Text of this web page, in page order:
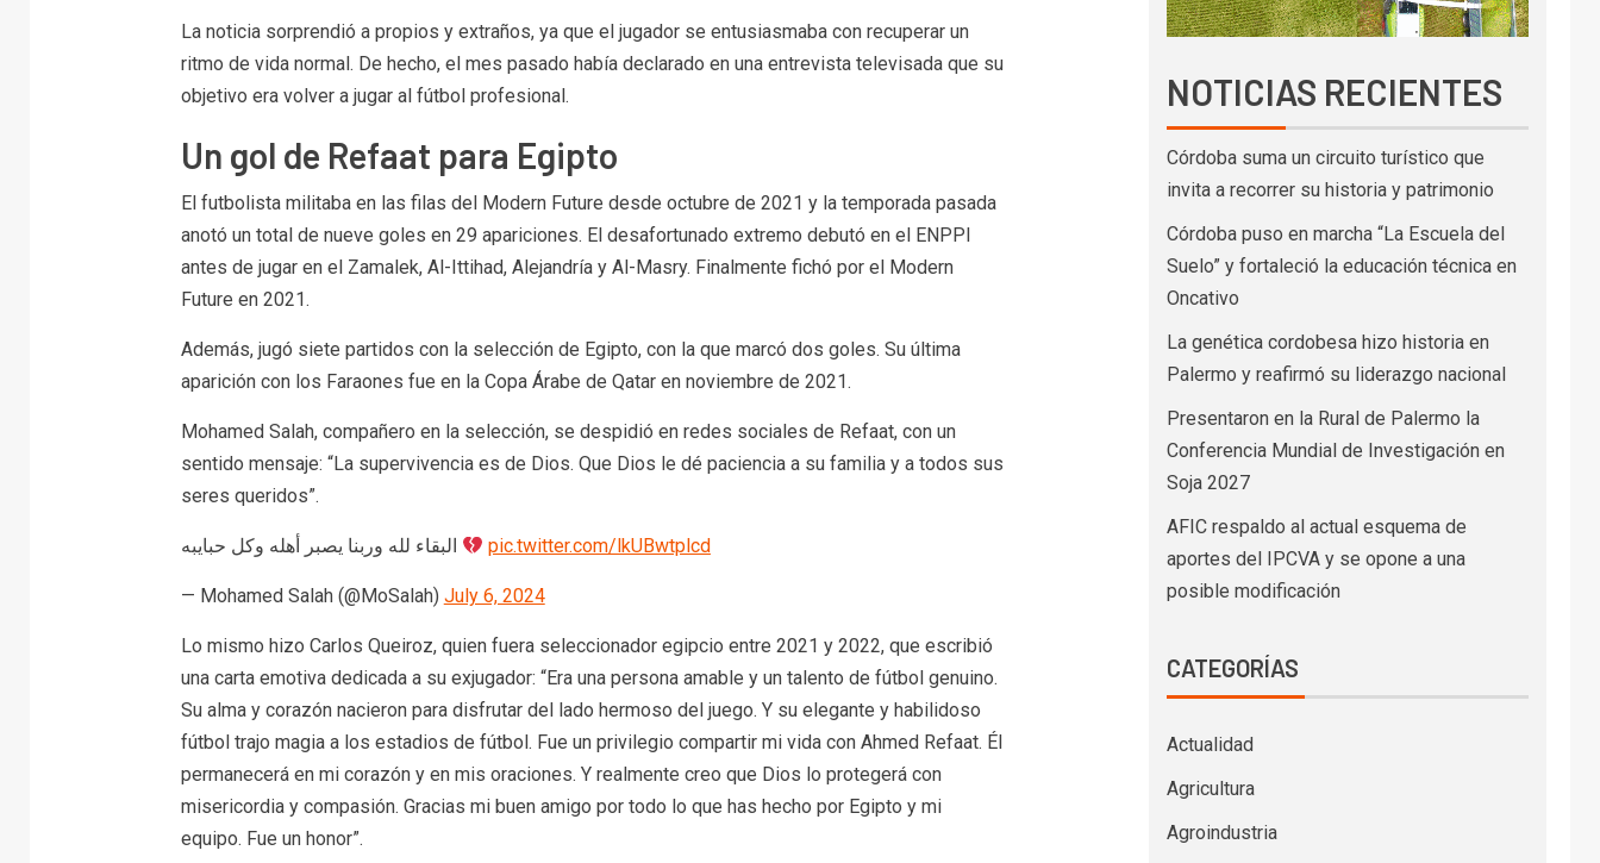
La noticia sorprendió a propios y extraños, ya que el jugador se entusiasmaba con recuperar un
ritmo de vida normal. De hecho, el mes pasado había declarado en una entrevista televisada que su
objetivo era volver a jugar al fútbol profesional.
Un gol de Refaat para Egipto
El futbolista militaba en las filas del Modern Future desde octubre de 2021 y la temporada pasada
anotó un total de nueve goles en 29 apariciones. El desafortunado extremo debutó en el ENPPI
antes de jugar en el Zamalek, Al-Ittihad, Alejandría y Al-Masry. Finalmente fichó por el Modern
Future en 2021.
Además, jugó siete partidos con la selección de Egipto, con la que marcó dos goles. Su última
aparición con los Faraones fue en la Copa Árabe de Qatar en noviembre de 2021.
Mohamed Salah, compañero en la selección, se despidió en redes sociales de Refaat, con un
sentido mensaje: “La supervivencia es de Dios. Que Dios le dé paciencia a su familia y a todos sus
seres queridos”.
pic.twitter.com/lkUBwtplcd
— Mohamed Salah (@MoSalah) July 6, 2024
Lo mismo hizo Carlos Queiroz, quien fuera seleccionador egipcio entre 2021 y 2022, que escribió
una carta emotiva dedicada a su exjugador: “Era una persona amable y un talento de fútbol genuino.
Su alma y corazón nacieron para disfrutar del lado hermoso del juego. Y su elegante y habilidoso
fútbol trajo magia a los estadios de fútbol. Fue un privilegio compartir mi vida con Ahmed Refaat. Él
permanecerá en mi corazón y en mis oraciones. Y realmente creo que Dios lo protegerá con
misericordia y compasión. Gracias mi buen amigo por todo lo que has hecho por Egipto y mi
equipo. Fue un honor”.
NOTICIAS RECIENTES
Córdoba suma un circuito turístico que
invita a recorrer su historia y patrimonio
Córdoba puso en marcha “La Escuela del
Suelo” y fortaleció la educación técnica en
Oncativo
La genética cordobesa hizo historia en
Palermo y reafirmó su liderazgo nacional
Presentaron en la Rural de Palermo la
Conferencia Mundial de Investigación en
Soja 2027
AFIC respaldo al actual esquema de
aportes del IPCVA y se opone a una
posible modificación
CATEGORÍAS
Actualidad
Agricultura
Agroindustria